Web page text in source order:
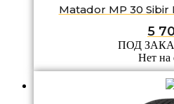
Matador MP 30 Sibir
5
ПОД
Нет на